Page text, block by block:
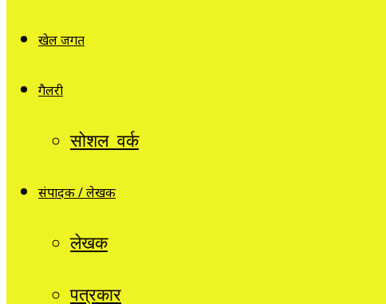
खेल जगत
गैलरी
सोशल वर्क
संपादक / लेखक
लेखक
पत्रकार